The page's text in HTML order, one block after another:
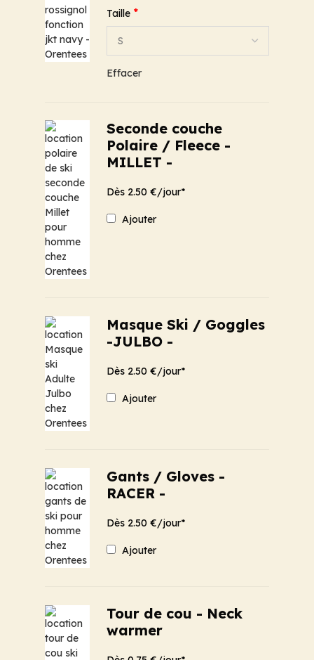
Taille *
Effacer
Seconde couche
Polaire / Fleece -
MILLET -
Dès 2.50 €/jour*
Ajouter
Masque Ski / Goggles
-JULBO -
Dès 2.50 €/jour*
Ajouter
Gants / Gloves -
RACER -
Dès 2.50 €/jour*
Ajouter
Tour de cou - Neck
warmer